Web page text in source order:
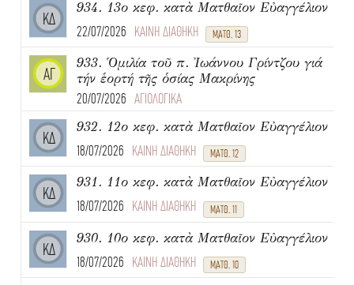
ΚΔ
934. 13ο κεφ. κατὰ Ματθαῖον Εὐαγγέλιον
22/07/2026 ΚΑΙΝΗ ΔΙΑΘΗΚΗ ΜΑΤΘ. 13
ΑΓ
933. Ὁμιλία τοῦ π. Ἰωάννου Γρίντζου γιά
τήν ἑορτή τῆς ὁσίας Μακρίνης
20/07/2026 ΑΓΙΟΛΟΓΙΚΑ
ΚΔ
932. 12ο κεφ. κατὰ Ματθαῖον Εὐαγγέλιον
18/07/2026 ΚΑΙΝΗ ΔΙΑΘΗΚΗ ΜΑΤΘ. 12
ΚΔ
931. 11ο κεφ. κατὰ Ματθαῖον Εὐαγγέλιον
18/07/2026 ΚΑΙΝΗ ΔΙΑΘΗΚΗ ΜΑΤΘ. 11
ΚΔ
930. 10ο κεφ. κατὰ Ματθαῖον Εὐαγγέλιον
18/07/2026 ΚΑΙΝΗ ΔΙΑΘΗΚΗ ΜΑΤΘ. 10